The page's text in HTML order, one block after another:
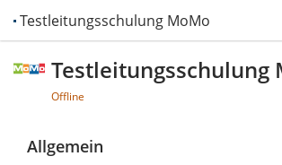
Testleitungsschulung MoMo 2.0
Testleitungsschulung
Offline
Allgemein